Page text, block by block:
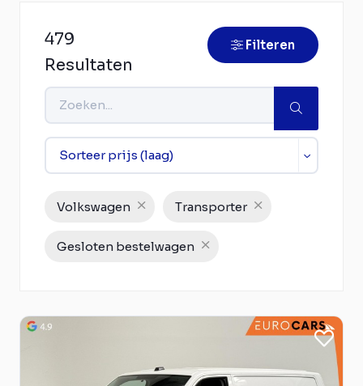
479
Resultaten
Filteren
Volkswagen Transporter
Gesloten bestelwagen